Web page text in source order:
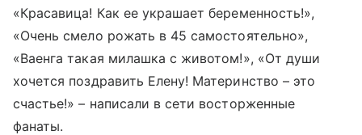
«Красавица! Как ее украшает беременность!»,
«Очень смело рожать в 45 самостоятельно»,
«Ваенга такая милашка с животом!», «От души
хочется поздравить Елену! Материнство – это
счастье!» – написали в сети восторженные
фанаты.